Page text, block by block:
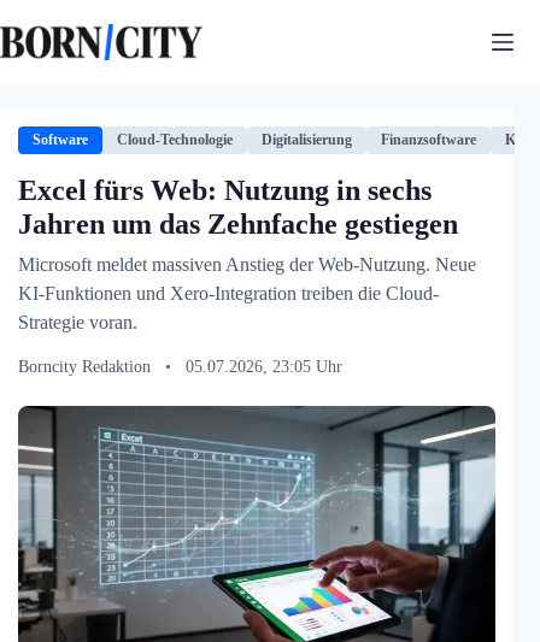
Inhalt
springen
Software Cloud-Technologie Digitalisierung Finanzsoftware KI-
Excel fürs Web: Nutzung in sechs
Jahren um das Zehnfache gestiegen
Microsoft meldet massiven Anstieg der Web-Nutzung. Neue
KI-Funktionen und Xero-Integration treiben die Cloud-
Strategie voran.
Borncity Redaktion • 05.07.2026, 23:05 Uhr